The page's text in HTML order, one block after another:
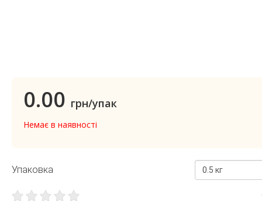
0.00 грн/упак
Немає в наявності
Упаковка 0.5 кг